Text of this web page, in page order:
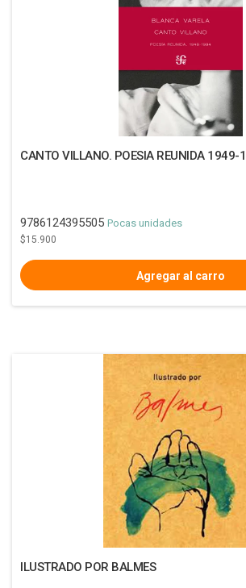
CANTO VILLANO. POESIA REUNIDA 1949-
9786124395505 Pocas unidades
$15.900
ILUSTRADO POR BALMES